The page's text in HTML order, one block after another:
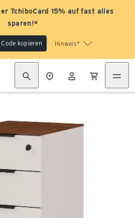
TchiboCard 15% auf fast alles
sparen!*
Code kopieren Hinweis*